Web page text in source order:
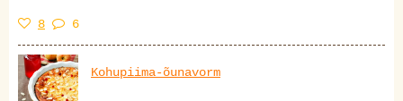
8 6
Kohupiima-õunavorm